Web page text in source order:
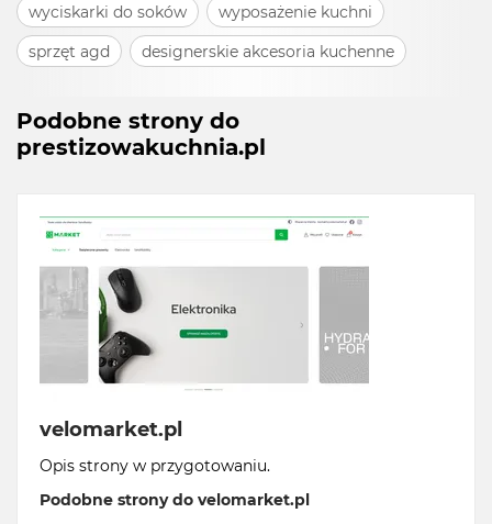
wyciskarki do soków
wyposażenie kuchni
sprzęt agd
designerskie akcesoria kuchenne
Podobne strony do
prestizowakuchnia.pl
velomarket.pl
Opis strony w przygotowaniu.
Podobne strony do velomarket.pl